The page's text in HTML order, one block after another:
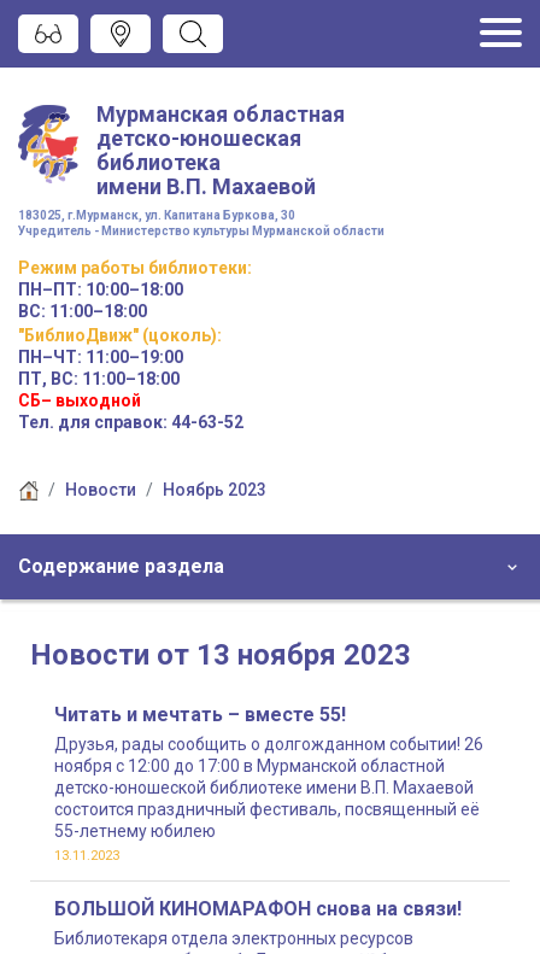
Мурманская областная
детско-юношеская
библиотека
имени В.П. Махаевой
183025, г.Мурманск, ул. Капитана Буркова, 30
Учредитель - Министерство культуры Мурманской области
Режим работы библиотеки:
ПН–ПТ: 10:00–18:00
ВС: 11:00–18:00
"БиблиоДвиж" (цоколь):
ПН–ЧТ: 11:00–19:00
ПТ, ВС: 11:00–18:00
СБ– выходной
Тел. для справок: 44-63-52
Новости Ноябрь 2023
Содержание раздела
Новости от 13 ноября 2023
Читать и мечтать – вместе 55!
Друзья, рады сообщить о долгожданном событии! 26
ноября с 12:00 до 17:00 в Мурманской областной
детско-юношеской библиотеке имени В.П. Махаевой
состоится праздничный фестиваль, посвященный её
55-летнему юбилею
13.11.2023
БОЛЬШОЙ КИНОМАРАФОН снова на связи!
Библиотекаря отдела электронных ресурсов